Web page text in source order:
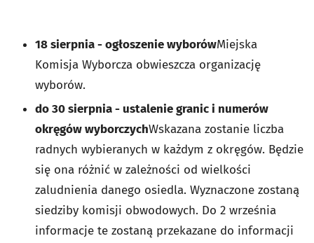
18 sierpnia - ogłoszenie wyborówMiejska
Komisja Wyborcza obwieszcza organizację
wyborów.
do 30 sierpnia - ustalenie granic i numerów
okręgów wyborczychWskazana zostanie liczba
radnych wybieranych w każdym z okręgów. Będzie
się ona różnić w zależności od wielkości
zaludnienia danego osiedla. Wyznaczone zostaną
siedziby komisji obwodowych. Do 2 września
informacje te zostaną przekazane do informacji